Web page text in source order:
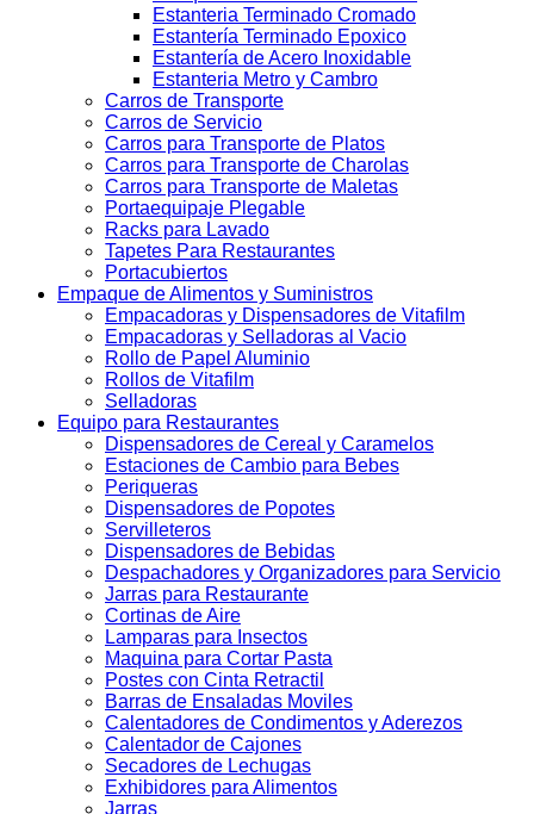
Estanteria Terminado Cromado
Estantería Terminado Epoxico
Estantería de Acero Inoxidable
Estanteria Metro y Cambro
Carros de Transporte
Carros de Servicio
Carros para Transporte de Platos
Carros para Transporte de Charolas
Carros para Transporte de Maletas
Portaequipaje Plegable
Racks para Lavado
Tapetes Para Restaurantes
Portacubiertos
Empaque de Alimentos y Suministros
Empacadoras y Dispensadores de Vitafilm
Empacadoras y Selladoras al Vacio
Rollo de Papel Aluminio
Rollos de Vitafilm
Selladoras
Equipo para Restaurantes
Dispensadores de Cereal y Caramelos
Estaciones de Cambio para Bebes
Periqueras
Dispensadores de Popotes
Servilleteros
Dispensadores de Bebidas
Despachadores y Organizadores para Servicio
Jarras para Restaurante
Cortinas de Aire
Lamparas para Insectos
Maquina para Cortar Pasta
Postes con Cinta Retractil
Barras de Ensaladas Moviles
Calentadores de Condimentos y Aderezos
Calentador de Cajones
Secadores de Lechugas
Exhibidores para Alimentos
Jarras